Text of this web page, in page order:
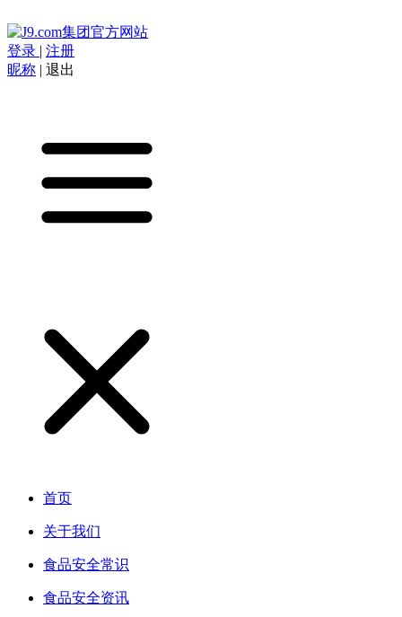
登录 | 注册
昵称 | 退出
首页
关于我们
食品安全常识
食品安全资讯